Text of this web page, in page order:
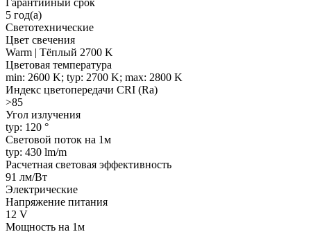
5 год(а)
Светотехнические
Цвет свечения
Warm | Тёплый 2700 K
Цветовая температура
min: 2600 K; typ: 2700 K; max: 2800 K
Индекс цветопередачи CRI (Ra)
>85
Угол излучения
typ: 120 °
Световой поток на 1м
typ: 430 lm/m
Расчетная световая эффективность
91 лм/Вт
Электрические
Напряжение питания
12 V
Мощность на 1м